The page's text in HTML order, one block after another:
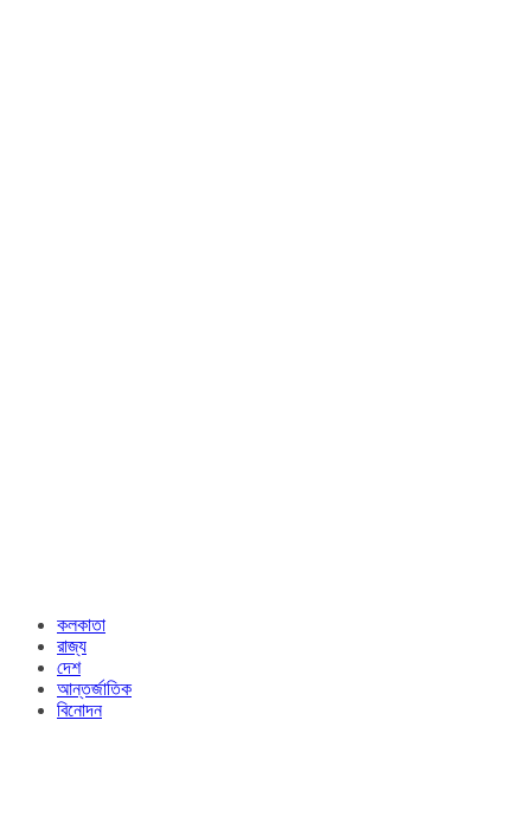
কলকাতা
রাজ্য​
দেশ
আন্তর্জাতিক
বিনোদন